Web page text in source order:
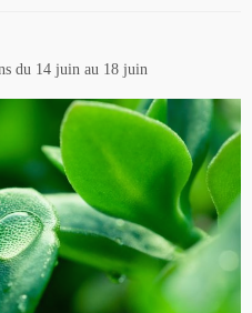
du 14 juin au 18 juin